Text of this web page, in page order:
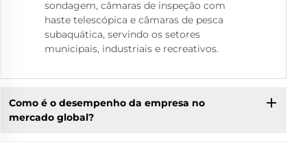
sondagem, câmaras de inspeção com
haste telescópica e câmaras de pesca
subaquática, servindo os setores
municipais, industriais e recreativos.
Como é o desempenho da empresa no
mercado global?